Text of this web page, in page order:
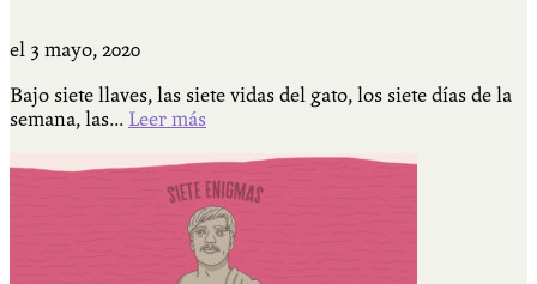
el 3 mayo, 2020
Bajo siete llaves, las siete vidas del gato, los siete días de la
semana, las... Leer más